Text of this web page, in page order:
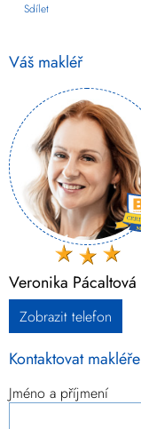
Sdílet
Váš makléř
Veronika Pácaltová
Zobrazit telefon
Kontaktovat makléře
Jméno a příjmení